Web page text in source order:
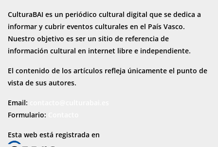
CulturaBAI es un periódico cultural digital que se dedica a
informar y cubrir eventos culturales en el País Vasco.
Nuestro objetivo es ser un sitio de referencia de
información cultural en internet libre e independiente.
El contenido de los artículos refleja únicamente el punto de
vista de sus autores.
Email:
Formulario:
Esta web está registrada en